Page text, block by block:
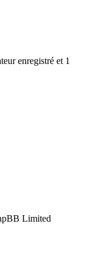
enregistré et 1
Limited